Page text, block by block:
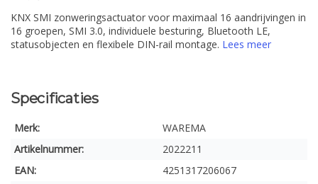
KNX SMI zonweringsactuator voor maximaal 16 aandrijvingen in
16 groepen, SMI 3.0, individuele besturing, Bluetooth LE,
statusobjecten en flexibele DIN-rail montage. Lees meer
Specificaties
Merk:
WAREMA
Artikelnummer:
2022211
EAN:
4251317206067